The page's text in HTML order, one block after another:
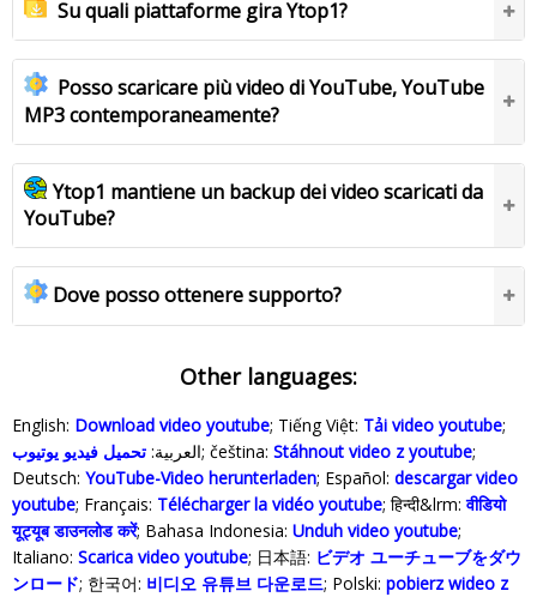
Su quali piattaforme gira Ytop1?
Posso scaricare più video di YouTube, YouTube
MP3 contemporaneamente?
Ytop1 mantiene un backup dei video scaricati da
YouTube?
Dove posso ottenere supporto?
Other languages:
English: Download video youtube; Tiếng Việt: Tải video youtube;
العربية: تحميل فيديو يوتيوب ; čeština: Stáhnout video z youtube;
Deutsch: YouTube-Video herunterladen; Español: descargar video
youtube; Français: Télécharger la vidéo youtube; हिन्दी&lrm:वीडियो
यूट्यूब डाउनलोड करें; Bahasa Indonesia‬: Unduh video youtube;
Italiano: Scarica video youtube; 日本語: ビデオ ユーチューブをダウ
ンロード; 한국어: 비디오 유튜브 다운로드; Polski‎: pobierz wideo z